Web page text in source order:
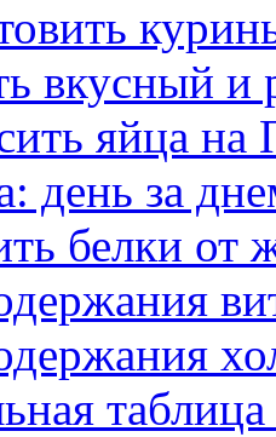
вкусный и
яйца на
день за
белки от